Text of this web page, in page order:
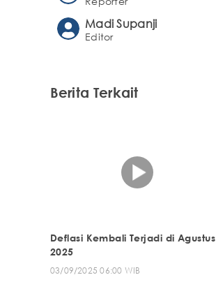
Madi Supanji
Editor
Berita Terkait
Deflasi Kembali Terjadi di Agustus
2025
03/09/2025 06:00 WIB